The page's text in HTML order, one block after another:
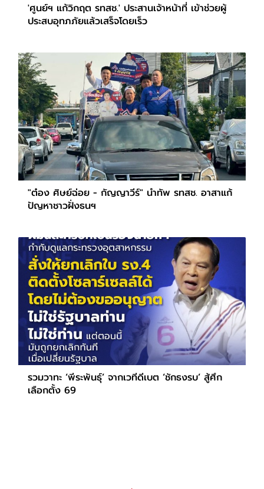
'ศูนย์ฯ แก้วิกฤต รทสช.' ประสานเจ้าหน้าที่ เข้าช่วยผู้
ประสบอุทภภัยแล้วเสร็จโดยเร็ว
"ต๋อง ศิษย์ฉ่อย - กัญญาวีร์" นำทัพ รทสช. อาสาแก้
ปัญหาชาวฝั่งธนฯ
รวมวาทะ ‘พีระพันธุ์’ จากเวทีดีเบต ‘ชักธงรบ’ สู้ศึก
เลือกตั้ง 69